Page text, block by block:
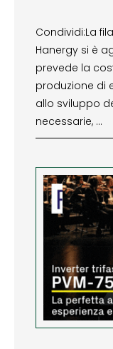
Condividi:La
Hanergy si è
prevede la
produzione di
allo sviluppo
necessarie, …